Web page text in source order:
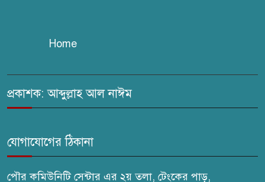
ঢেউ’র আহবায়ক সোহেল সদস্য
Home
প্রকাশক: আব্দুল্লাহ আল নাঈম
যোগাযোগের ঠিকানা
পৌর কমিউনিটি সেন্টার এর ২য় তলা, টেংকের পাড়,